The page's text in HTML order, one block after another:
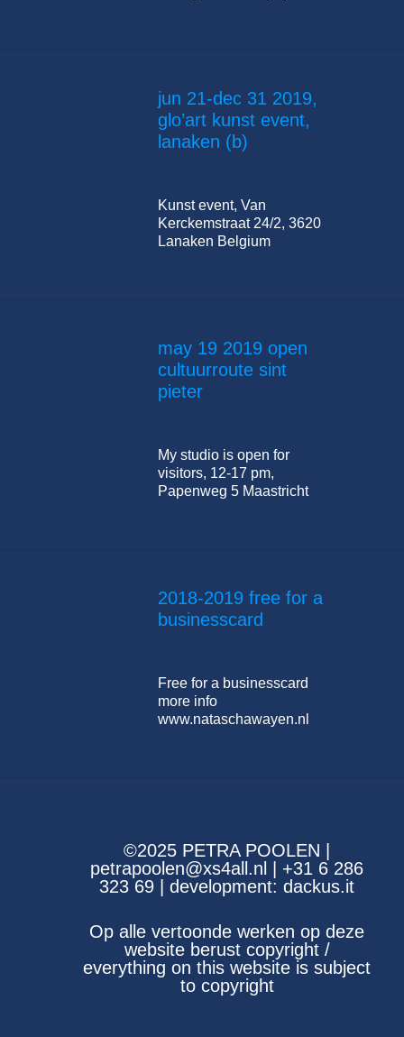
jun 21-dec 31 2019,
glo’art kunst event,
lanaken (b)
Kunst event, Van
Kerckemstraat 24/2, 3620
Lanaken Belgium
may 19 2019 open
cultuurroute sint
pieter
My studio is open for
visitors, 12-17 pm,
Papenweg 5 Maastricht
2018-2019 free for a
businesscard
Free for a businesscard
more info
www.nataschawayen.nl
©2025 PETRA POOLEN |
petrapoolen@xs4all.nl | +31 6 286
323 69 | development: dackus.it
Op alle vertoonde werken op deze
website berust copyright /
everything on this website is subject
to copyright